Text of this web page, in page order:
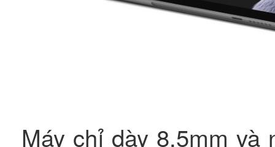
Máy chỉ dày 8,5mm và